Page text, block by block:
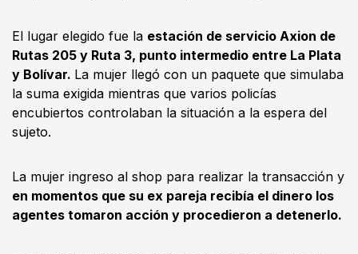
El lugar elegido fue la estación de servicio Axion de
Rutas 205 y Ruta 3, punto intermedio entre La Plata
y Bolívar. La mujer llegó con un paquete que simulaba
la suma exigida mientras que varios policías
encubiertos controlaban la situación a la espera del
sujeto.
La mujer ingreso al shop para realizar la transacción y
en momentos que su ex pareja recibía el dinero los
agentes tomaron acción y procedieron a detenerlo.